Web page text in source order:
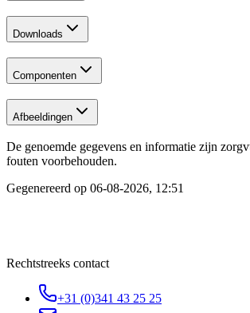
Downloads
Componenten
Afbeeldingen
De genoemde gegevens en informatie zijn
fouten voorbehouden.
Gegenereerd op 06-08-2026, 12:51
Rechtstreeks contact
+31 (0)341 43 25 25